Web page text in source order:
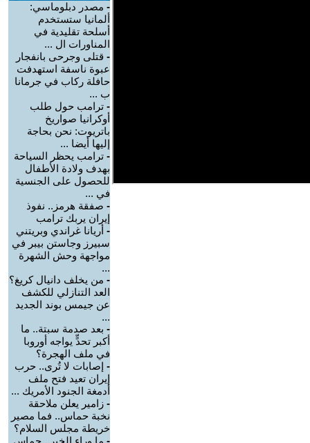
- مصدر دبلوماسي:
ألمانيا ستستخدم
أسلحة تقليدية في
المناورات ال ...
- قتلى وجرحى بانفجار
عبوة ناسفة استهدفت
حافلة ركاب في جرمانا
ب ...
- ترامب حول طلب
أوكرانيا صواريخ
باتريوت: نحن بحاجة
إليها أيضا ...
- ترامب يحظر السياحة
بهدف ولادة الأطفال
للحصول على الجنسية
في ...
- صفقة هرمز.. نفوذ
إيران يربك ترامب
- أريانا غراندي وبريتني
سبيرز وجاستن بيبر في
مواجهة وحش الشهرة
...
- من يخلف دانيال كريغ؟
العد التنازلي للكشف
عن جيمس بوند الجديد
...
- بعد صدمة سبتة.. ما
أكبر تحدٍّ يواجه أوروبا
في ملف الهجرة؟
- إصابات لا تُرى.. حرب
إيران تعيد فتح ملف
أدمغة الجنود الأمريك ...
- زامير يعلن ملاحقة
نخبة حماس.. فما مصير
خريطة مجلس السلام؟
- ما وراء الخبر.. حماس